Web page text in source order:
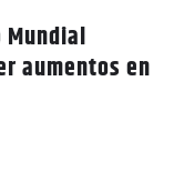
Mundial
aumentos en